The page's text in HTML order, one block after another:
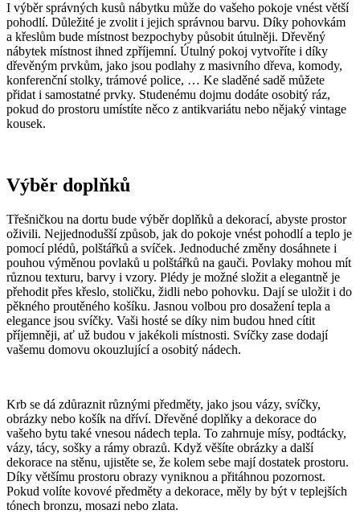
I výběr správných kusů nábytku může do vašeho pokoje vnést větší
pohodlí. Důležité je zvolit i jejich správnou barvu. Díky pohovkám
a křeslům bude místnost bezpochyby působit útulněji. Dřevěný
nábytek místnost ihned zpříjemní. Útulný pokoj vytvoříte i díky
dřevěným prvkům, jako jsou podlahy z masivního dřeva, komody,
konferenční stolky, trámové police, … Ke sladěné sadě můžete
přidat i samostatné prvky. Studenému dojmu dodáte osobitý ráz,
pokud do prostoru umístíte něco z antikvariátu nebo nějaký vintage
kousek.
Výběr doplňků
Třešničkou na dortu bude výběr doplňků a dekorací, abyste prostor
oživili. Nejjednodušší způsob, jak do pokoje vnést pohodlí a teplo je
pomocí plédů, polštářků a svíček. Jednoduché změny dosáhnete i
pouhou výměnou povlaků u polštářků na gauči. Povlaky mohou mít
různou texturu, barvy i vzory. Plédy je možné složit a elegantně je
přehodit přes křeslo, stoličku, židli nebo pohovku. Dají se uložit i do
pěkného proutěného košíku. Jasnou volbou pro dosažení tepla a
elegance jsou svíčky. Vaši hosté se díky nim budou hned cítit
příjemněji, ať už budou v jakékoli místnosti. Svíčky zase dodají
vašemu domovu okouzlující a osobitý nádech.
Krb se dá zdůraznit různými předměty, jako jsou vázy, svíčky,
obrázky nebo košík na dříví. Dřevěné doplňky a dekorace do
vašeho bytu také vnesou nádech tepla. To zahrnuje mísy, podtácky,
vázy, tácy, sošky a rámy obrazů. Když věšíte obrázky a další
dekorace na stěnu, ujistěte se, že kolem sebe mají dostatek prostoru.
Díky většímu prostoru obrazy vyniknou a přitáhnou pozornost.
Pokud volíte kovové předměty a dekorace, měly by být v teplejších
tónech bronzu, mosazi nebo zlata.